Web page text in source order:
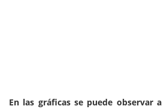
En las gráficas se puede observar a